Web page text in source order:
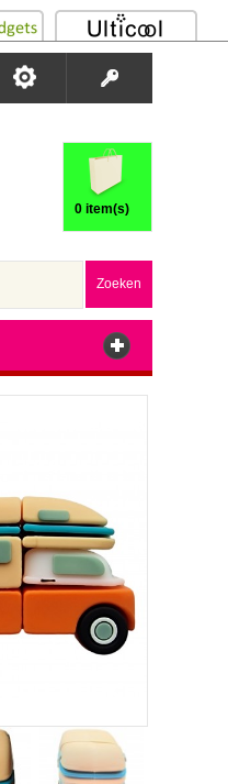
0 item(s)
Zoeken